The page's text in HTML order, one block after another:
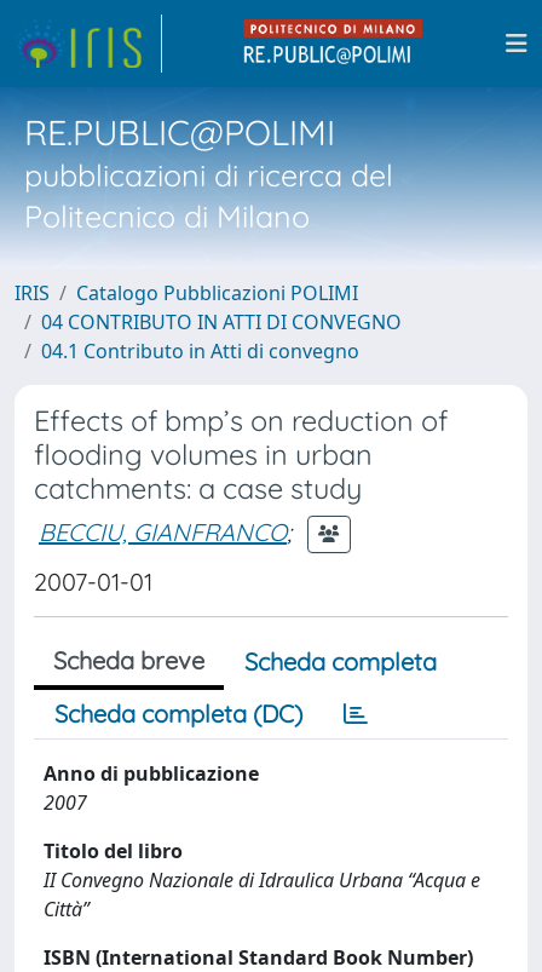
RE.PUBLIC@POLIMI
pubblicazioni di ricerca del
Politecnico di Milano
IRIS
Catalogo Pubblicazioni POLIMI
04 CONTRIBUTO IN ATTI DI CONVEGNO
04.1 Contributo in Atti di convegno
Effects of bmp’s on reduction of
flooding volumes in urban
catchments: a case study
BECCIU, GIANFRANCO;
2007-01-01
Scheda breve
Scheda completa
Scheda completa (DC)
Anno di pubblicazione
2007
Titolo del libro
II Convegno Nazionale di Idraulica Urbana “Acqua e
Città”
ISBN (International Standard Book Number)